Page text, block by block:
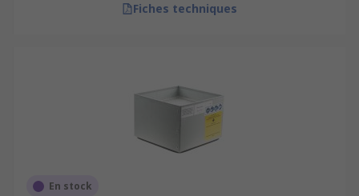
Fiches techniques
En stock